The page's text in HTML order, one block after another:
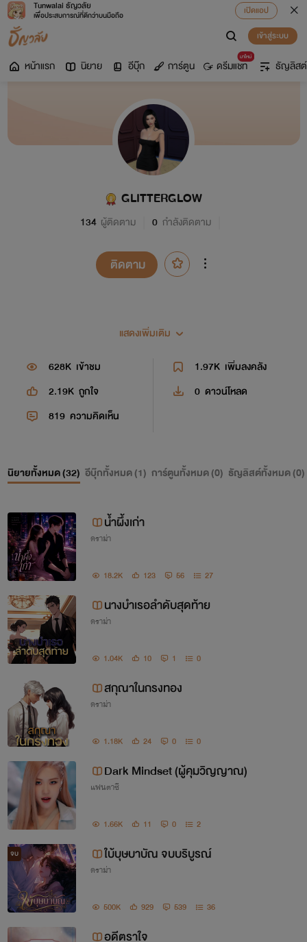
Tunwalai ธัญวลัย
เพื่อประสบการณ์ที่ดีกว่าบนมือถือ
เปิดแอป
เข้าสู่ระบบ
หน้าแรก นิยาย อีบุ๊ก การ์ตูน
มาใหม่
ดรีมแชท ธัญลิสต์
GLITTERGLOW
134 ผู้ติดตาม 0 กำลังติดตาม
ติดตาม
แสดงเพิ่มเติม
628K เข้าชม 1.97K เพิ่มลงคลัง
2.19K ถูกใจ 0 ดาวน์โหลด
819 ความคิดเห็น
นิยายทั้งหมด (32) อีบุ๊กทั้งหมด (1) การ์ตูนทั้งหมด (0) ธัญลิสต์ทั้งหมด (0)
น้ำผึ้งเก่า
ดราม่า
18.2K 123 56 27
นางบำเรอลำดับสุดท้าย
ดราม่า
1.04K 10 1 0
สกุณาในกรงทอง
ดราม่า
1.18K 24 0 0
Dark Mindset (ผู้คุมวิญญาณ)
แฟนตาซี
1.66K 11 0 2
จบ ใบ้บุษบาบัณ จบบริบูรณ์
ดราม่า
500K 929 539 36
อดีตราใจ